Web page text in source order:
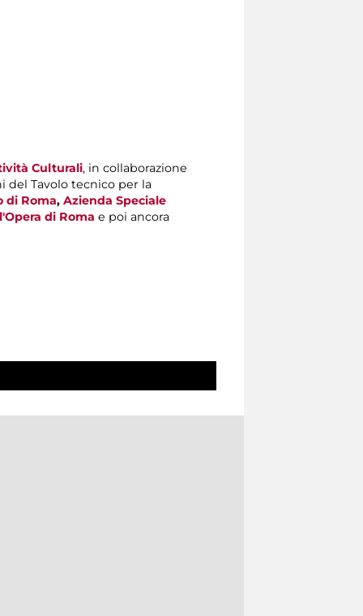
Culturali, in collaborazione
del Tavolo tecnico per la
di Roma, Azienda Speciale
di Roma e poi ancora